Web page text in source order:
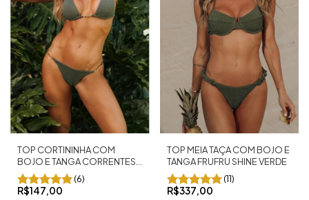
TOP CORTININHA COM
BOJO E TANGA CORRENTES
SHINE VERDE (6)
R$147,00
TOP MEIA TAÇA COM BOJO E
TANGA FRUFRU SHINE VERDE
(11)
R$337,00